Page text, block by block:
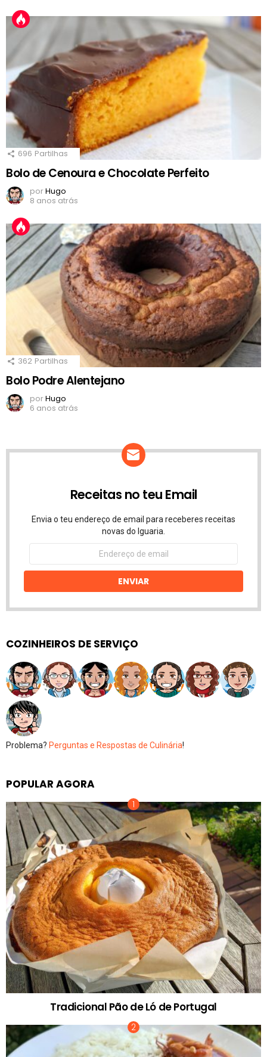
696 Partilhas
Bolo de Cenoura e Chocolate Perfeito
porHugo
8 anos atrás
362 Partilhas
Bolo Podre Alentejano
porHugo
6 anos atrás
Receitas no teu Email
Envia o teu endereço de email para receberes receitas
novas do Iguaria.
Endereço
email
ENVIAR
COZINHEIROS DE SERVIÇO
Problema? Perguntas e Respostas de Culinária!
POPULAR AGORA
Tradicional Pão de Ló de Portugal